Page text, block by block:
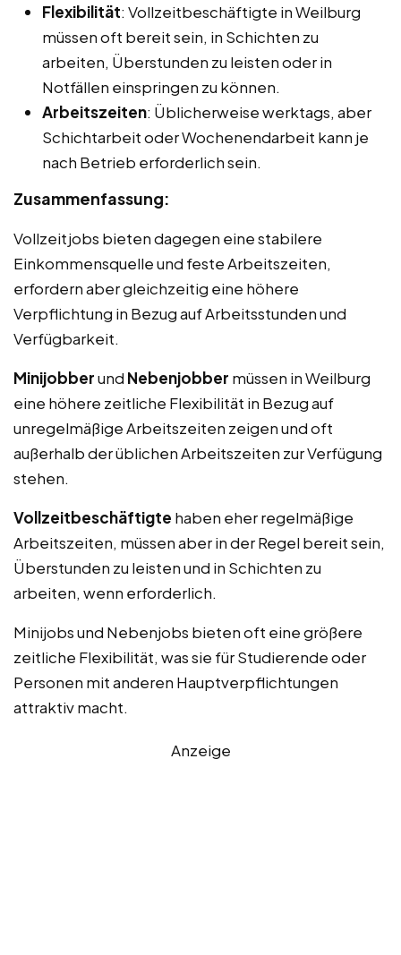
Flexibilität: Vollzeitbeschäftigte in Weilburg
müssen oft bereit sein, in Schichten zu
arbeiten, Überstunden zu leisten oder in
Notfällen einspringen zu können.
Arbeitszeiten: Üblicherweise werktags, aber
Schichtarbeit oder Wochenendarbeit kann je
nach Betrieb erforderlich sein.
Zusammenfassung:
Vollzeitjobs bieten dagegen eine stabilere
Einkommensquelle und feste Arbeitszeiten,
erfordern aber gleichzeitig eine höhere
Verpflichtung in Bezug auf Arbeitsstunden und
Verfügbarkeit.
Minijobberund Nebenjobber müssen in Weilburg
eine höhere zeitliche Flexibilität in Bezug auf
unregelmäßige Arbeitszeiten zeigen und oft
außerhalb der üblichen Arbeitszeiten zur Verfügung
stehen.
Vollzeitbeschäftigte haben eher regelmäßige
Arbeitszeiten, müssen aber in der Regel bereit sein,
Überstunden zu leisten und in Schichten zu
arbeiten, wenn erforderlich.
Minijobs und Nebenjobs bieten oft eine größere
zeitliche Flexibilität, was sie für Studierende oder
Personen mit anderen Hauptverpflichtungen
attraktiv macht.
Anzeige